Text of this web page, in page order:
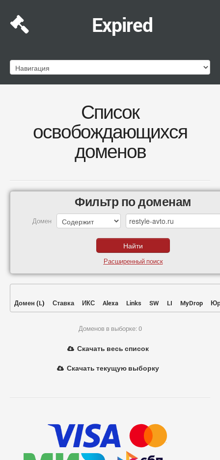
Expired
Список
освобождающихся
доменов
Фильтр по доменам
Домен
Расширенный поиск
Домен (L) Ставка ИКС Alexa Links SW LI MyDrop
Доменов в выборке: 0
Скачать весь список
Скачать текущую выборку